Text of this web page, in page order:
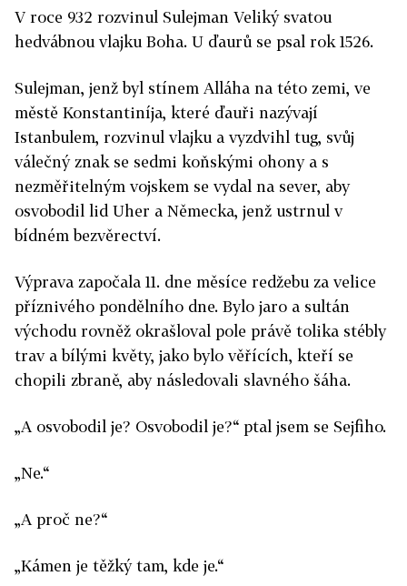
V roce 932 rozvinul Sulejman Veliký svatou
hedvábnou vlajku Boha. U ďaurů se psal rok 1526.
Sulejman, jenž byl stínem Alláha na této zemi, ve
městě Konstantiníja, které ďauři nazývají
Istanbulem, rozvinul vlajku a vyzdvihl tug, svůj
válečný znak se sedmi koňskými ohony a s
nezměřitelným vojskem se vydal na sever, aby
osvobodil lid Uher a Německa, jenž ustrnul v
bídném bezvěrectví.
Výprava započala 11. dne měsíce redžebu za velice
příznivého pondělního dne. Bylo jaro a sultán
východu rovněž okrašloval pole právě tolika stébly
trav a bílými květy, jako bylo věřících, kteří se
chopili zbraně, aby následovali slavného šáha.
„A osvobodil je? Osvobodil je?“ ptal jsem se Sejfiho.
„Ne.“
„A proč ne?“
„Kámen je těžký tam, kde je.“